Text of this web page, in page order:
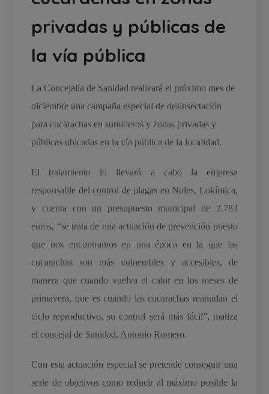
privadas y públicas de
la vía pública
La Concejalía de Sanidad realizará el próximo mes de
diciembre una campaña especial de desinsectación
para cucarachas en sumideros y zonas privadas y
públicas ubicadas en la vía pública de la localidad.
El tratamiento lo llevará a cabo la empresa
responsable del control de plagas en Nules, Lokímica,
y cuenta con un presupuesto municipal de 2.783
euros, “se trata de una actuación de prevención puesto
que nos encontramos en una época en la que las
cucarachas son más vulnerables y accesibles, de
manera que cuando vuelva el calor en los meses de
primavera, que es cuando las cucarachas reanudan el
ciclo reproductivo, su control será más fácil”, matiza
el concejal de Sanidad, Antonio Romero.
Con esta actuación especial se pretende conseguir una
serie de objetivos como reducir al máximo posible la